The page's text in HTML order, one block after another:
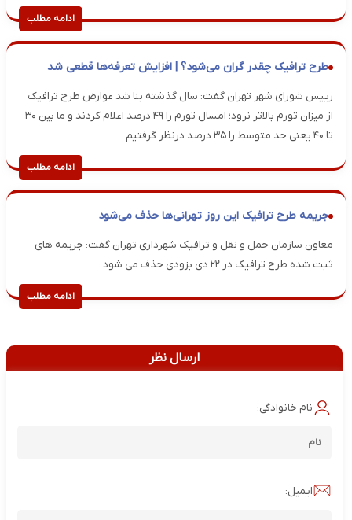
ادامه مطلب
طرح ترافیک چقدر گران می‌شود؟ | افزایش تعرفه‌ها قطعی شد
رییس شورای شهر تهران گفت: سال گذشته بنا شد عوارض طرح ترافیک
از میزان تورم بالاتر نرود؛ امسال تورم را ۴۹ درصد اعلام کردند و ما بین ۳۰
تا ۴۰ یعنی حد متوسط را ۳۵ درصد درنظر گرفتیم.
ادامه مطلب
جریمه طرح ترافیک این روز تهرانی‌ها حذف می‌شود
معاون سازمان حمل و نقل و ترافیک شهرداری تهران گفت: جریمه های
ثبت شده طرح ترافیک در ۲۲ دی بزودی حذف می شود.
ادامه مطلب
ارسال نظر
نام خانوادگی:
ایمیل: